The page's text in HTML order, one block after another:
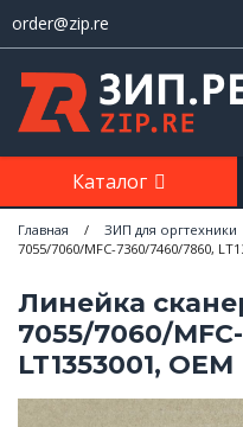
order@zip.re
Каталог
Главная / ЗИП для оргтехники
7055/7060/MFC-7360/7460/7860,
Линейка
7055/7060/
LT1353001, OEM